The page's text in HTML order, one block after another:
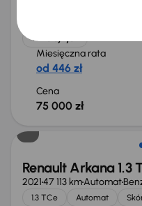
+9 kolejnych
Miesięczna rata
od 446 zł
Cena
75 000 zł
Taniej o 2 000 zł
Renault Arkana 1.3
202147 113 kmAutomat
1.3 TCe Automat